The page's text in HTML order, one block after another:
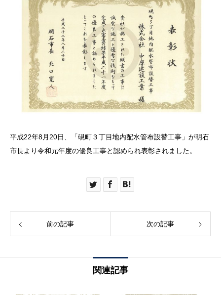
平成22年8月20日、「硯町３丁目地内配水管布設替工事」が明石
市長より令和元年度の優良工事と認められ表彰されました。
前の記事 次の記事
関連記事